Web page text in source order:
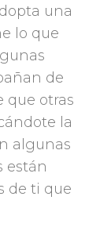
una
lo que
de
que otras
la
algunas
están
de ti que